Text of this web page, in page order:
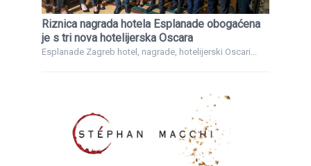
Riznica nagrada hotela Esplanade obogaćena
je s tri nova hotelijerska Oscara
Esplanade Zagreb hotel, nagrade, hotelijerski Oscari...